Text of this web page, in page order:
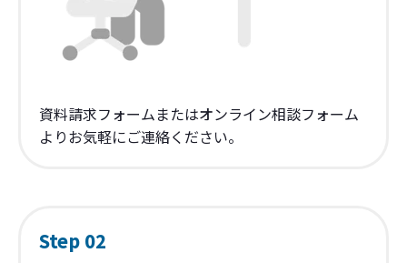
資料請求フォームまたはオンライン相談フォーム
よりお気軽にご連絡ください。
Step 02